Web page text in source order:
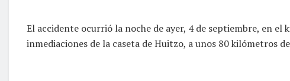
El accidente ocurrió la noche de ayer, 4 de septiembre, en el
inmediaciones de la caseta de Huitzo, a unos 80 kilómetros